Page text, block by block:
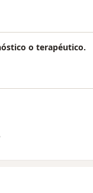
o terapéutico.